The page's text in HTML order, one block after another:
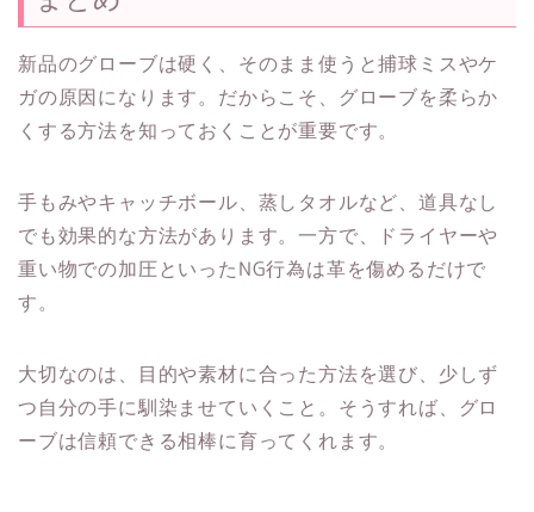
新品のグローブは硬く、そのまま使うと捕球ミスやケ
ガの原因になります。だからこそ、グローブを柔らか
くする方法を知っておくことが重要です。
手もみやキャッチボール、蒸しタオルなど、道具なし
でも効果的な方法があります。一方で、ドライヤーや
重い物での加圧といったNG行為は革を傷めるだけで
す。
大切なのは、目的や素材に合った方法を選び、少しず
つ自分の手に馴染ませていくこと。そうすれば、グロ
ーブは信頼できる相棒に育ってくれます。